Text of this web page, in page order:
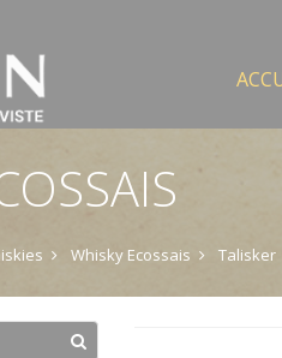
Whisky Ecossais Talisker